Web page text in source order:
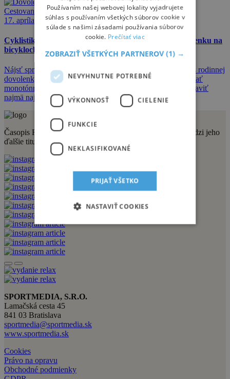
Cestovanie
17. apríla 2025
Cyklistika s výhľadom na more: raj pre rodinnú dovolenku na
bicykloch
Nájsť správnu rovnováhu medzi relaxom a pohybom počas rodinnej
dovolenky je výzvou. Celé dni strávené na pláži sa môžu stať
monotónnymi, zatiaľ čo príliš športová dovolenka môže unaviť
najmä najmenších.
Časopis Relax vydáva vydavateľstvo Sportmedia s.r.o. Medzi jeho
ďalšie tituly patria aj:
SPORTMEDIA, S.R.O.
Lamačská cesta 45
841 03 Bratislava
sportmedia@sportmedia.sk
www.sportmedia.sk
Cookies
Právo na opravu
Obchodné podmienky
Používaním našej webovej lokality vyjadrujete
súhlas s používaním všetkých súborov cookie v
súlade s našimi zásadami používania súborov
cookie. Prečítať viac
ZOBRAZIŤ VŠETKÝCH PARTNEROV(1) →
NEVYHNUTNE POTREBNÉ
VÝKONNOSŤ CIELENIE
FUNKCIE
NEKLASIFIKOVANÉ
PRIJAŤ VŠETKO
NASTAVIŤ COOKIES